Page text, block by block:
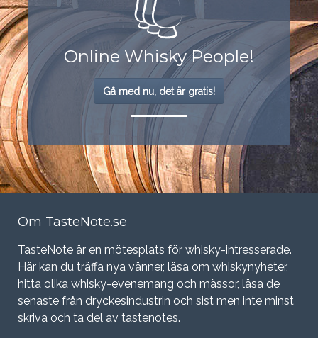
Online Whisky People!
Gå med nu, det är gratis!
Om TasteNote.se
TasteNote är en mötesplats för whisky-intresserade.
Här kan du träffa nya vänner, läsa om whiskynyheter,
hitta olika whisky-evenemang och mässor, läsa de
senaste från dryckesindustrin och sist men inte minst
skriva och ta del av tastenotes.